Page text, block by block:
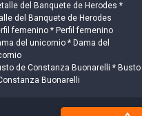
del Banquete de Herodes *
del Banquete de Herodes
femenino * Perfil femenino
del unicornio * Dama del
de Constanza Buonarelli * Busto
Buonarelli